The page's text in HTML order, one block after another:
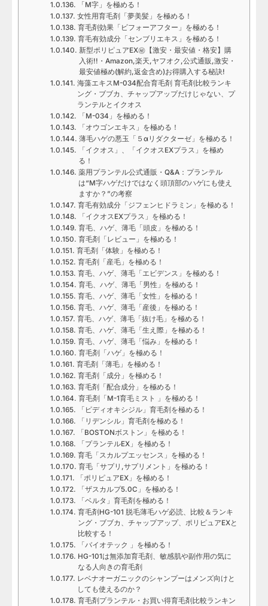
「M字」を極める！
女性用育毛剤「夢美髪」を極める！
育毛剤効果「ビフォーアフター」を極める！
育毛有効成分「センブリエキス」を極める！
新型ポリピュアEX㊙【激安・最安値・格安】購
入術!!・Amazon,楽天,ヤフオク,公式通販,激安・
最安値極め(解約,返金含め)お得購入する秘訣!
海藻エキスM-034配合育毛剤 育毛剤比較ランキ
ング・ブブカ、チャップアップだけじゃない、プ
ランテルとイクオス
「M-034」を極める！
「オウゴンエキス」を極める！
薄毛ハゲの悪玉「５αリダクターゼ」を極める！
「イクオス」、「イクオスEXプラス」を極め
る！
薬用プランテル公式通販・Q&A：プランテル
は“M字ハゲだけではなく頭頂部のハゲにも使え
ますか？”の考察
育毛有効成分「ジフェンヒドラミン」を極める！
「イクオスEXプラス」を極める！
育毛、ハゲ、薄毛「頭皮」を極める！
育毛剤「レビュー」を極める！
育毛剤「体験」を極める！
育毛剤「産毛」を極める！
育毛、ハゲ、薄毛「エビデンス」を極める！
育毛、ハゲ、薄毛「男性」を極める！
育毛、ハゲ、薄毛「女性」を極める！
育毛、ハゲ、薄毛「産後」を極める！
育毛、ハゲ、薄毛「抜け毛」を極める！
育毛、ハゲ、薄毛「生え際」を極める！
育毛、ハゲ、薄毛「悩み」を極める！
育毛剤「ハゲ」を極める！
育毛剤「薄毛」を極める！
育毛剤「成分」を極める！
育毛剤「配合成分」を極める！
育毛剤「M-1育毛ミスト 」を極める！
「ピディオキシジル」育毛剤を極める！
「リデンシル」育毛剤を極める！
「BOSTONボストン」を極める！
「プランテルEX」を極める！
育毛「スカルプエッセンス」を極める！
育毛「サプリ,サプリメント」を極める！
「ポリピュアEX」を極める！
「ザスカルプ5.0C」を極める！
「ベルタ」育毛剤を極める！
育毛剤HG-101 脱毛薄毛ハゲ必読、比較＆ランキ
ング・ブブカ、チャップアップ、ポリピュアEXと
比較する！
「バイオテック 」を極める！
HG-101は無添加育毛剤、敏感肌や副作用の気に
なる人向きの育毛剤
レベナオーガニックのシャンプーはメンズ向けと
しても使えるのか？
育毛剤プランテル・お買い得育毛剤比較ランキン